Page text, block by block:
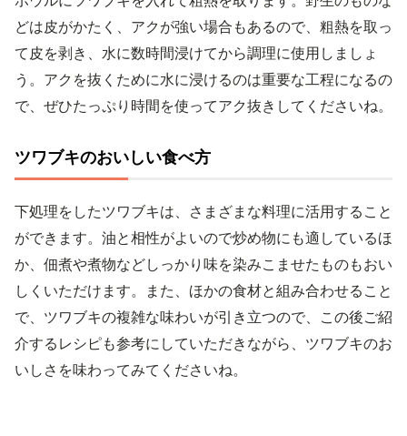
どは皮がかたく、アクが強い場合もあるので、粗熱を取っ
て皮を剥き、水に数時間浸けてから調理に使用しましょ
う。アクを抜くために水に浸けるのは重要な工程になるの
で、ぜひたっぷり時間を使ってアク抜きしてくださいね。
ツワブキのおいしい食べ方
下処理をしたツワブキは、さまざまな料理に活用すること
ができます。油と相性がよいので炒め物にも適しているほ
か、佃煮や煮物などしっかり味を染みこませたものもおい
しくいただけます。また、ほかの食材と組み合わせること
で、ツワブキの複雑な味わいが引き立つので、この後ご紹
介するレシピも参考にしていただきながら、ツワブキのお
いしさを味わってみてくださいね。